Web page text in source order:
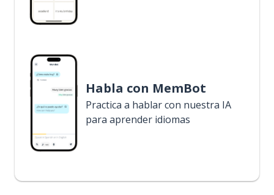
Habla con MemBot
Practica a hablar con nuestra IA
para aprender idiomas